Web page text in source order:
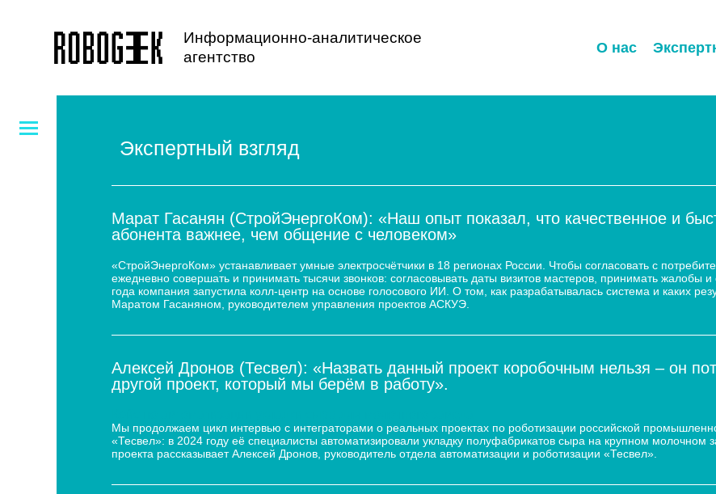
Информационно-аналитическое
агентство
О нас
Экспертный взгляд
Марат Гасанян (СтройЭнергоКом): «Наш опыт показал, что качественное и
абонента важнее, чем общение с человеком»
«СтройЭнергоКом» устанавливает умные электросчётчики в 18 регионах России. Чтобы согласовать с
ежедневно совершать и принимать тысячи звонков: согласовывать даты визитов мастеров, принимать жалобы
года компания запустила колл-центр на основе голосового ИИ. О том, как разрабатывалась система и каких
Маратом Гасаняном, руководителем управления проектов АСКУЭ.
Алексей Дронов (Тесвел): «Назвать данный проект коробочным нельзя – он
другой проект, который мы берём в работу».
Мы продолжаем цикл интервью с интеграторами о реальных проектах по роботизации российской
«Тесвел»: в 2024 году её специалисты автоматизировали укладку полуфабрикатов сыра на крупном молочном
проекта рассказывает Алексей Дронов, руководитель отдела автоматизации и роботизации «Тесвел».